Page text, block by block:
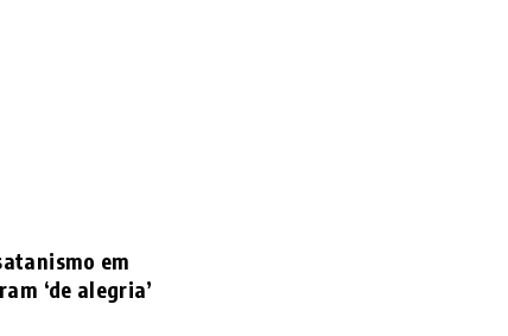
em
‘de alegria’